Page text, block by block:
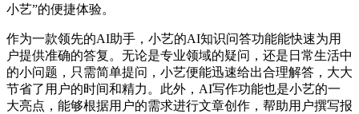
小艺”的便捷体验。
作为一款领先的AI助手，小艺的AI知识问答功能能快速为用
户提供准确的答复。无论是专业领域的疑问，还是日常生活中
的小问题，只需简单提问，小艺便能迅速给出合理解答，大大
节省了用户的时间和精力。此外，AI写作功能也是小艺的一
大亮点，能够根据用户的需求进行文章创作，帮助用户撰写报